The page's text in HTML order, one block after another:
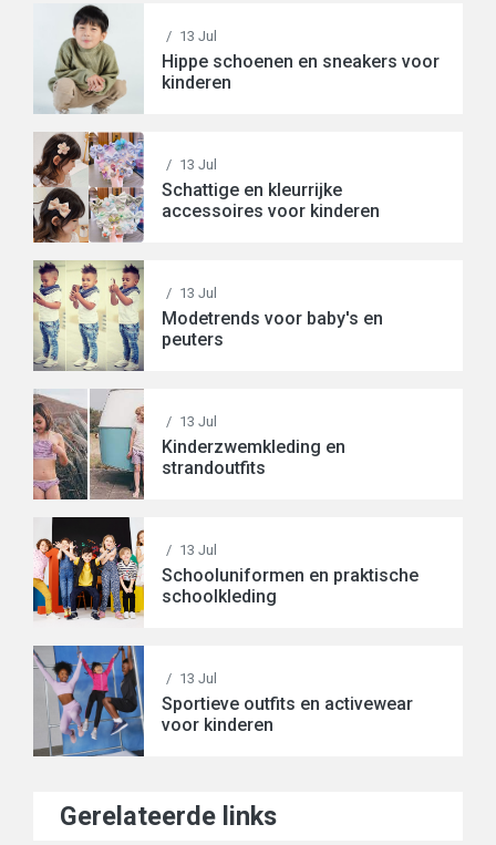
/ 13 Jul
Hippe schoenen en sneakers voor
kinderen
/ 13 Jul
Schattige en kleurrijke
accessoires voor kinderen
/ 13 Jul
Modetrends voor baby's en
peuters
/ 13 Jul
Kinderzwemkleding en
strandoutfits
/ 13 Jul
Schooluniformen en praktische
schoolkleding
/ 13 Jul
Sportieve outfits en activewear
voor kinderen
Gerelateerde links